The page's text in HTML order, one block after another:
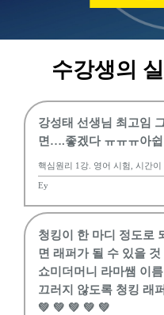
수강생의
강성태 선생님 최고임
면….좋겠다 ㅠㅠㅠ아
핵심원리 1강. 영어 시험, 시간
Ey
청킹이 한 마디 정도로
면 래퍼가 될 수 있을
쇼미더머니 라마쌤 이
끄러지 않도록 청킹 래
💚 💚 💚 💚 💚